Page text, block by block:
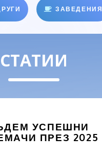
ЗАВЕДЕНИЯ
СТАТИИ
УСПЕШНИ
ПРЕЗ 2025